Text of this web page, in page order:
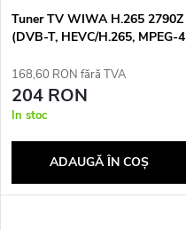
Tuner TV WIWA H.265 2790Z
(DVB-T, HEVC/H.265, MPEG-4
168,60 RON fără TVA
204 RON
In stoc
ADAUGĂ ÎN COŞ